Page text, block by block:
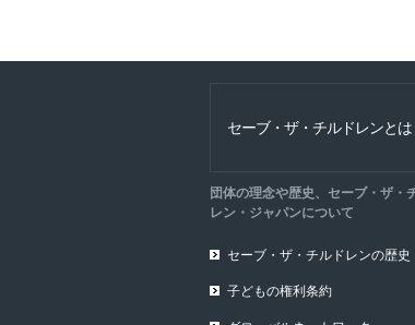
セーブ・ザ・チルドレンとは
団体の理念や歴史、セーブ・ザ・
レン・ジャパンについて
セーブ・ザ・チルドレンの歴史
子どもの権利条約